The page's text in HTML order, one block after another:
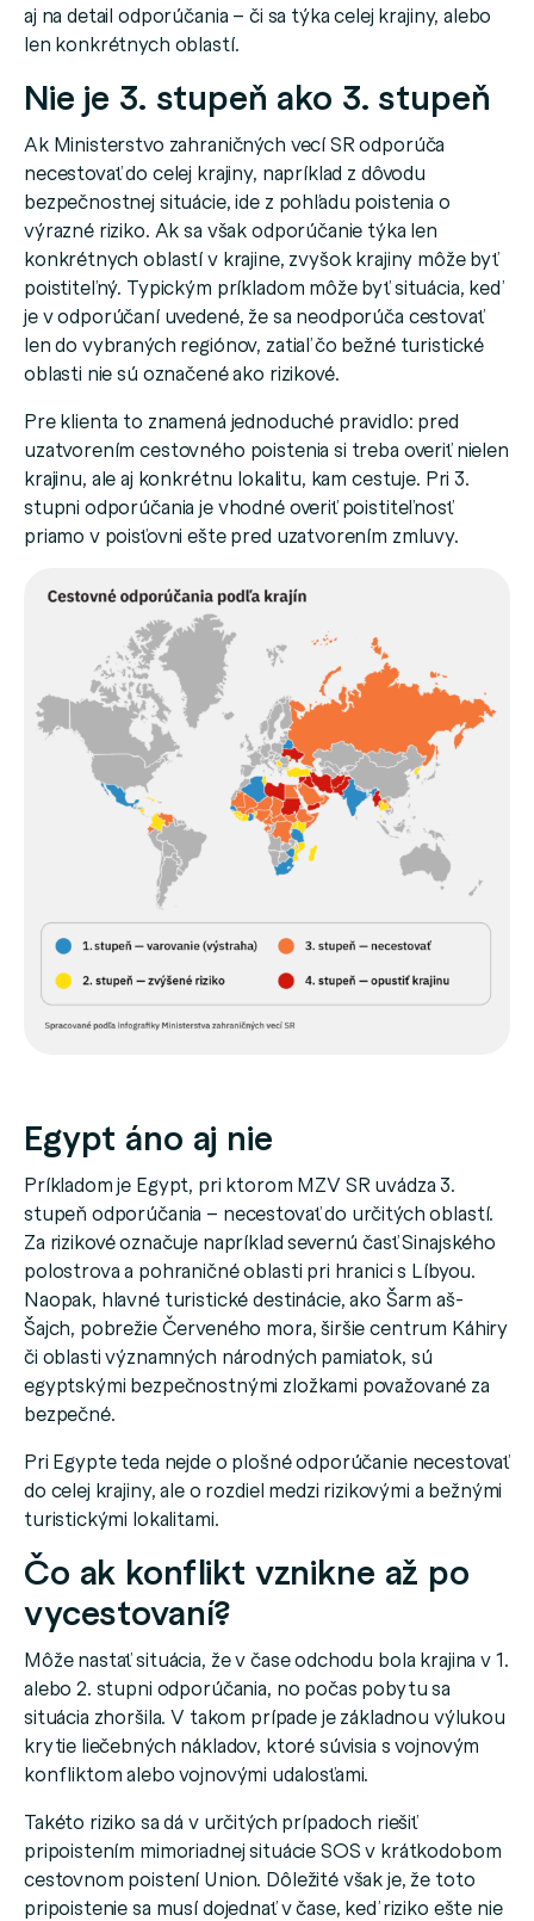
aj na detail odporúčania – či sa týka celej krajiny, alebo
len konkrétnych oblastí.
Nie je 3. stupeň ako 3. stupeň
Ak Ministerstvo zahraničných vecí SR odporúča
necestovať do celej krajiny, napríklad z dôvodu
bezpečnostnej situácie, ide z pohľadu poistenia o
výrazné riziko. Ak sa však odporúčanie týka len
konkrétnych oblastí v krajine, zvyšok krajiny môže byť
poistiteľný. Typickým príkladom môže byť situácia, keď
je v odporúčaní uvedené, že sa neodporúča cestovať
len do vybraných regiónov, zatiaľ čo bežné turistické
oblasti nie sú označené ako rizikové.
Pre klienta to znamená jednoduché pravidlo: pred
uzatvorením cestovného poistenia si treba overiť nielen
krajinu, ale aj konkrétnu lokalitu, kam cestuje. Pri 3.
stupni odporúčania je vhodné overiť poistiteľnosť
priamo v poisťovni ešte pred uzatvorením zmluvy.
Egypt áno aj nie
Príkladom je Egypt, pri ktorom MZV SR uvádza 3.
stupeň odporúčania – necestovať do určitých oblastí.
Za rizikové označuje napríklad severnú časť Sinajského
polostrova a pohraničné oblasti pri hranici s Líbyou.
Naopak, hlavné turistické destinácie, ako Šarm aš-
Šajch, pobrežie Červeného mora, širšie centrum Káhiry
či oblasti významných národných pamiatok, sú
egyptskými bezpečnostnými zložkami považované za
bezpečné.
Pri Egypte teda nejde o plošné odporúčanie necestovať
do celej krajiny, ale o rozdiel medzi rizikovými a bežnými
turistickými lokalitami.
Čo ak konflikt vznikne až po
vycestovaní?
Môže nastať situácia, že v čase odchodu bola krajina v 1.
alebo 2. stupni odporúčania, no počas pobytu sa
situácia zhoršila. V takom prípade je základnou výlukou
krytie liečebných nákladov, ktoré súvisia s vojnovým
konfliktom alebo vojnovými udalosťami.
Takéto riziko sa dá v určitých prípadoch riešiť
pripoistením mimoriadnej situácie SOS v krátkodobom
cestovnom poistení Union. Dôležité však je, že toto
pripoistenie sa musí dojednať v čase, keď riziko ešte nie